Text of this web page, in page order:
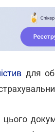
для